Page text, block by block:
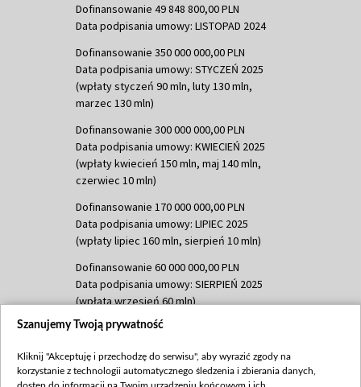
Dofinansowanie 49 848 800,00 PLN
Data podpisania umowy: LISTOPAD 2024
Dofinansowanie 350 000 000,00 PLN
Data podpisania umowy: STYCZEŃ 2025
(wpłaty styczeń 90 mln, luty 130 mln,
marzec 130 mln)
Dofinansowanie 300 000 000,00 PLN
Data podpisania umowy: KWIECIEŃ 2025
(wpłaty kwiecień 150 mln, maj 140 mln,
czerwiec 10 mln)
Dofinansowanie 170 000 000,00 PLN
Data podpisania umowy: LIPIEC 2025
(wpłaty lipiec 160 mln, sierpień 10 mln)
Dofinansowanie 60 000 000,00 PLN
Data podpisania umowy: SIERPIEŃ 2025
(wpłata wrzesień 60 mln)
Dofinansowanie 635 783 051,21 PLN
(wpłata wrzesień 100 mln, październik 350
mln, listopad 265 mln)
Szanujemy Twoją prywatność
Kliknij "Akceptuję i przechodzę do serwisu", aby wyrazić zgody na
korzystanie z technologii automatycznego śledzenia i zbierania danych,